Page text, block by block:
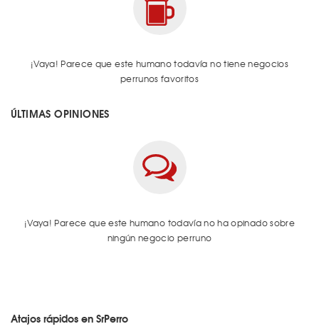
¡Vaya! Parece que este humano todavía no tiene negocios
perrunos favoritos
ÚLTIMAS OPINIONES
¡Vaya! Parece que este humano todavía no ha opinado sobre
ningún negocio perruno
Atajos rápidos en SrPerro